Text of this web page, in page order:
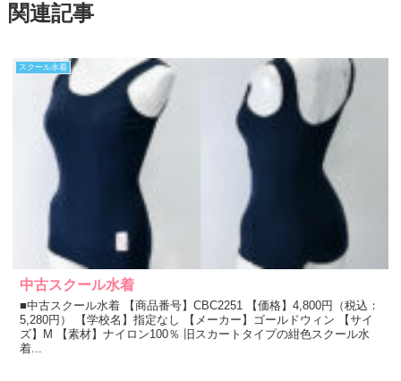
関連記事
スクール水着
中古スクール水着
■中古スクール水着 【商品番号】CBC2251 【価格】4,800円（税込：
5,280円） 【学校名】指定なし 【メーカー】ゴールドウィン 【サイ
ズ】M 【素材】ナイロン100％ 旧スカートタイプの紺色スクール水
着...